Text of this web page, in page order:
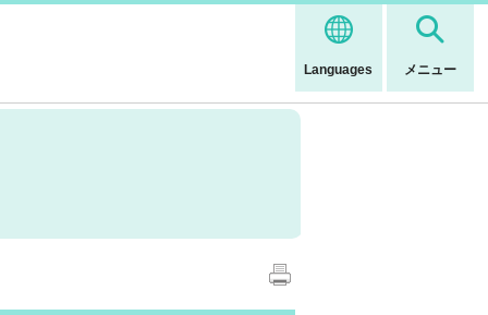
Languages メニュー